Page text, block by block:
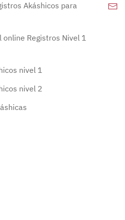
Akáshicos para
online Registros Nivel 1
nivel 1
nivel 2